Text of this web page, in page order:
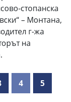
стопанска
– Монтана,
г-жа
на
4 5